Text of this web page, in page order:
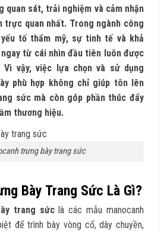
quan sát, trải nghiệm và cảm nhận
trực quan nhất. Trong ngành công
tố thẩm mỹ, sự tinh tế và khả
từ cái nhìn đầu tiên luôn được
vậy, việc lựa chọn và sử dụng
phù hợp không chỉ giúp tôn lên
sức mà còn góp phần thúc đẩy
thương hiệu.
trưng bày trang sức
Bày Trang Sức Là Gì?
trang sứclà các mẫu manocanh
để trình bày vòng cổ, dây chuyền,